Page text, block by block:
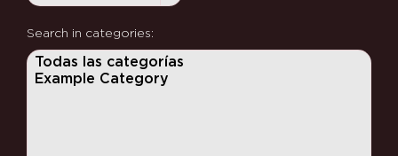
Search in categories